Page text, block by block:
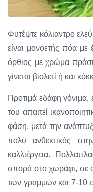
Φυτέψτε κόλιαντρο
είναι μονοετής πόα
όρθιος με χρώμα
γίνεται βιολετί ή και
Προτιμά εδάφη
του απαιτεί
φάση, μετά την
πολύ ανθεκτικός
καλλιέργεια.
σπορά στο χωράφι, σε
των γραμμών και 7-10